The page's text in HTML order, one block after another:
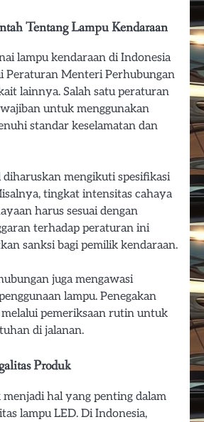
Tentang Lampu Kendaraan
lampu kendaraan di Indonesia
Peraturan Menteri Perhubungan
lainnya. Salah satu peraturan
untuk menggunakan
standar keselamatan dan
diharuskan mengikuti spesifikasi
tingkat intensitas cahaya
harus sesuai dengan
terhadap peraturan ini
sanksi bagi pemilik kendaraan.
juga mengawasi
lampu. Penegakan
pemeriksaan rutin untuk
di jalanan.
Produk
hal yang penting dalam
lampu LED. Di Indonesia,